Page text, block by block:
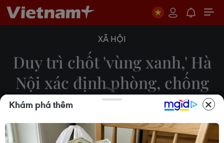
XÃ HỘI
Duy trì chốt 'vùng xanh,' Hà
Nội xác định phòng, chống
dịch lâu dài
22/09/2021 09:37
Khám phá thêm